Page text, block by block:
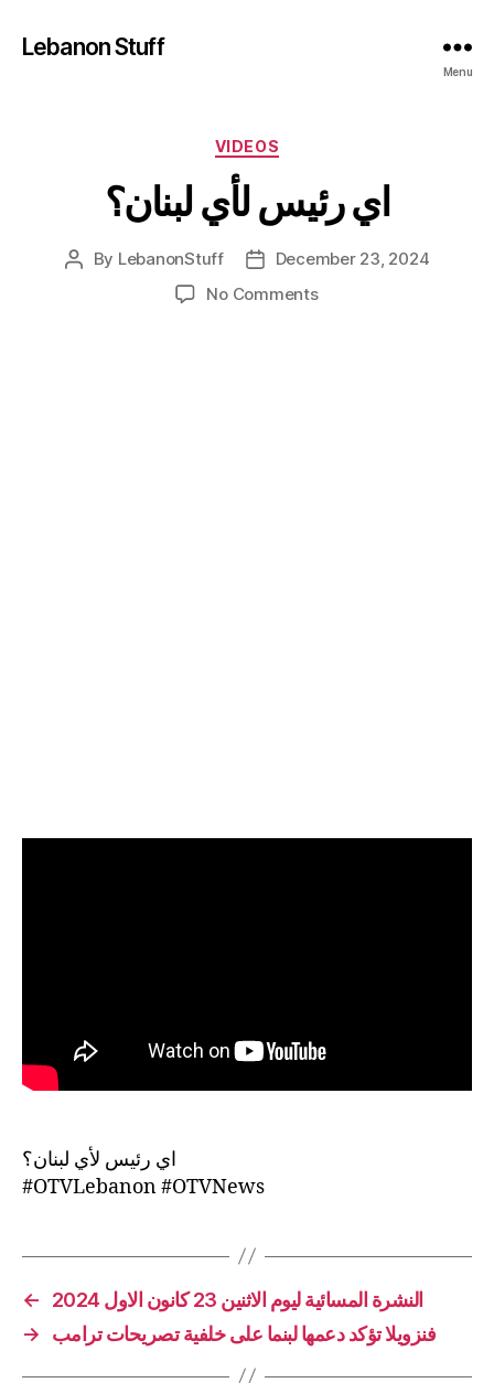
Lebanon Stuff
Menu
Categories
VIDEOS
اي رئيس لأي لبنان؟
Post
By LebanonStuff
PostDecember 23, 2024
No Commentson
اي رئيس لأي لبنان؟
#OTVLebanon #OTVNews
←
النشرة المسائية ليوم الاثنين 23 كانون الاول 2024
→
فنزويلا تؤكد دعمها لبنما على خلفية تصريحات ترامب